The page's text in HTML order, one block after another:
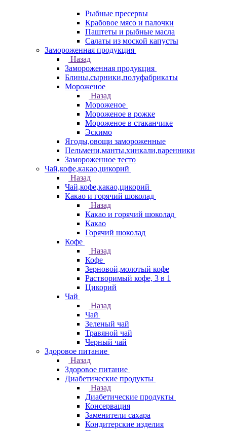
Рыбные пресервы
Крабовое мясо и палочки
Паштеты и рыбные масла
Салаты из моской капусты
Замороженная продукция
Назад
Замороженная продукция
Блины,сырники,полуфабрикаты
Мороженое
Назад
Мороженое
Мороженое в рожке
Мороженое в стаканчике
Эскимо
Ягоды,овощи замороженные
Пельмени,манты,хинкали,варенники
Замороженное тесто
Чай,кофе,какао,цикорий
Назад
Чай,кофе,какао,цикорий
Какао и горячий шоколад
Назад
Какао и горячий шоколад
Какао
Горячий шоколад
Кофе
Назад
Кофе
Зерновой,молотый кофе
Растворимый кофе, 3 в 1
Цикорий
Чай
Назад
Чай
Зеленый чай
Травяной чай
Черный чай
Здоровое питание
Назад
Здоровое питание
Диабетические продукты
Назад
Диабетические продукты
Консервация
Заменители сахара
Кондитерские изделия